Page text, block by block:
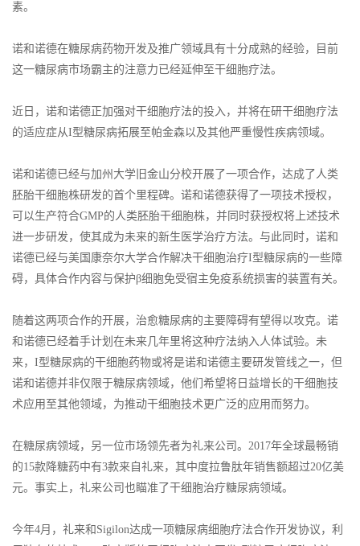
素。
诺和诺德在糖尿病药物开发及推广领域具有十分成熟的经验，目前
这一糖尿病市场霸主的注意力已经延伸至干细胞疗法。
近日，诺和诺德正加强对干细胞疗法的投入，并将在研干细胞疗法
的适应症从I型糖尿病拓展至帕金森以及其他严重慢性疾病领域。
诺和诺德已经与加州大学旧金山分校开展了一项合作，达成了人类
胚胎干细胞株研发的首个里程碑。诺和诺德获得了一项技术授权，
可以生产符合GMP的人类胚胎干细胞株，并同时获授权将上述技术
进一步研发，使其成为未来的新生医学治疗方法。与此同时，诺和
诺德已经与美国康奈尔大学合作解决干细胞治疗I型糖尿病的一些障
碍，具体合作内容与保护β细胞免受宿主免疫系统损害的装置有关。
随着这两项合作的开展，治愈糖尿病的主要障碍有望得以攻克。诺
和诺德已经着手计划在未来几年里将这种疗法纳入人体试验。未
来，I型糖尿病的干细胞药物或将是诺和诺德主要研发管线之一，但
诺和诺德并非仅限于糖尿病领域，他们希望将日益增长的干细胞技
术应用至其他领域，为推动干细胞技术更广泛的应用而努力。
在糖尿病领域，另一位市场领先者为礼来公司。2017年全球最畅销
的15款降糖药中有3款来自礼来，其中度拉鲁肽年销售额超过20亿美
元。事实上，礼来公司也瞄准了干细胞治疗糖尿病领域。
今年4月，礼来和Sigilon达成一项糖尿病细胞疗法合作开发协议，利